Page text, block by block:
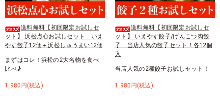
送料無料【初回限定お試しセ
ット】 浜松点心お試しセット いえ
やす餃子12個＋浜松しゅうまい12個
まずはコレ！浜松の2大名物を食べ
比べ♪
1,980円(税込)
送料無料【初回限定お試しセ
ット】 いえやす餃子/げんこつ肉餃
子 当店人気の餃子セット！各12個
入
当店人気の2種餃子お試しセット！
1,980円(税込)